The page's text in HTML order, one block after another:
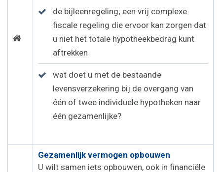
de bijleenregeling; een vrij complexe
fiscale regeling die ervoor kan zorgen dat
u niet het totale hypotheekbedrag kunt
aftrekken
wat doet u met de bestaande
levensverzekering bij de overgang van
één of twee individuele hypotheken naar
één gezamenlijke?
Gezamenlijk vermogen opbouwen
U wilt samen iets opbouwen, ook in financiële